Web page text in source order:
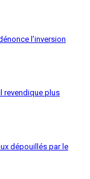
l’inversion
revendique plus
dépouillés par le